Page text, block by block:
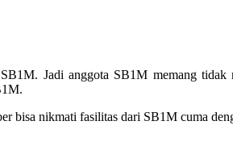
Jadi anggota SB1M memang tidak
bisa nikmati fasilitas dari SB1M cuma